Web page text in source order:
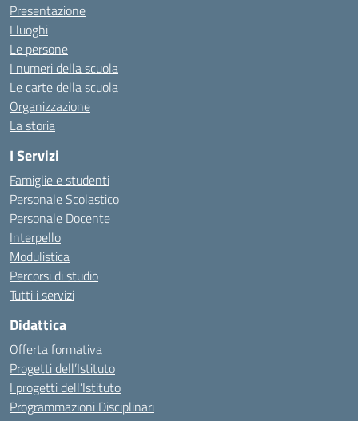
Presentazione
I luoghi
Le persone
I numeri della scuola
Le carte della scuola
Organizzazione
La storia
I Servizi
Famiglie e studenti
Personale Scolastico
Personale Docente
Interpello
Modulistica
Percorsi di studio
Tutti i servizi
Didattica
Offerta formativa
Progetti dell’Istituto
I progetti dell’Istituto
Programmazioni Disciplinari